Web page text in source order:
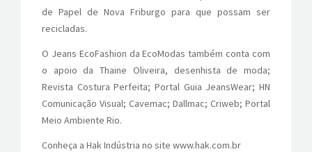
de Papel de Nova Friburgo para que possam ser
recicladas.
O Jeans EcoFashion da EcoModas também conta com
o apoio da Thaine Oliveira, desenhista de moda;
Revista Costura Perfeita; Portal Guia JeansWear; HN
Comunicação Visual; Cavemac; Dallmac; Criweb; Portal
Meio Ambiente Rio.
Conheça a Hak Indústria no site www.hak.com.br